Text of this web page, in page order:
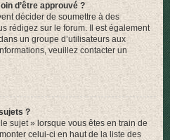
d’être approuvé ?
décider de soumettre à des
rédigez sur le forum. Il est également
un groupe d’utilisateurs aux
veuillez contacter un
?
sujet » lorsque vous êtes en train de
celui-ci en haut de la liste des